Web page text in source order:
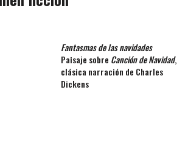
Fantasmas de las navidades
Paisaje sobre Canción de Navidad,
clásica narración de Charles
Dickens